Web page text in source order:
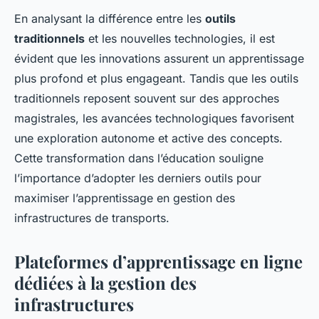
En analysant la différence entre les outils
traditionnels et les nouvelles technologies, il est
évident que les innovations assurent un apprentissage
plus profond et plus engageant. Tandis que les outils
traditionnels reposent souvent sur des approches
magistrales, les avancées technologiques favorisent
une exploration autonome et active des concepts.
Cette transformation dans l’éducation souligne
l’importance d’adopter les derniers outils pour
maximiser l’apprentissage en gestion des
infrastructures de transports.
Plateformes d’apprentissage en ligne
dédiées à la gestion des
infrastructures